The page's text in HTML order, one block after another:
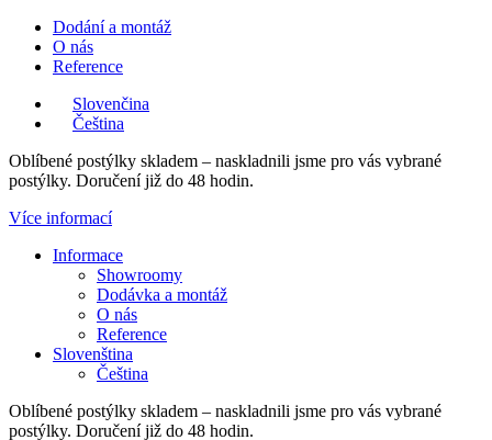
Přejít
obsahu
Dodání a montáž
O nás
Reference
Slovenčina
Čeština
Oblíbené postýlky skladem – naskladnili jsme pro vás vybrané
postýlky. Doručení již do 48 hodin.
Více informací
Main
Informace
Showroomy
Dodávka a montáž
O nás
Reference
Slovenština
Čeština
Oblíbené postýlky skladem – naskladnili jsme pro vás vybrané
postýlky. Doručení již do 48 hodin.